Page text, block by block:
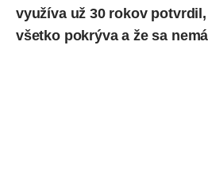
využíva už 30 rokov
všetko pokrýva a že sa